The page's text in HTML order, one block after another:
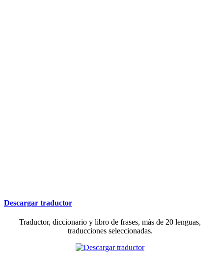
Descargar traductor
Traductor, diccionario y libro de frases, más de 20 lenguas,
traducciones seleccionadas.